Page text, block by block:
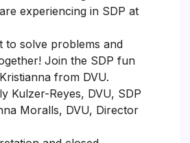
experiencing in SDP at
to solve problems and
Join the SDP fun
from DVU.
Kulzer-Reyes, DVU, SDP
Moralls, DVU, Director